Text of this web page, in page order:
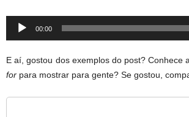
Audio
00:00
E aí, gostou dos exemplos do post? Conhece
for para mostrar para gente? Se gostou,